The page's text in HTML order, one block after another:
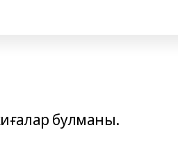
булманы.